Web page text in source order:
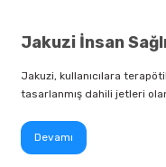
Jakuzi İnsan
Jakuzi, kullanıcılara
tasarlanmış dahili jetleri
Devamı